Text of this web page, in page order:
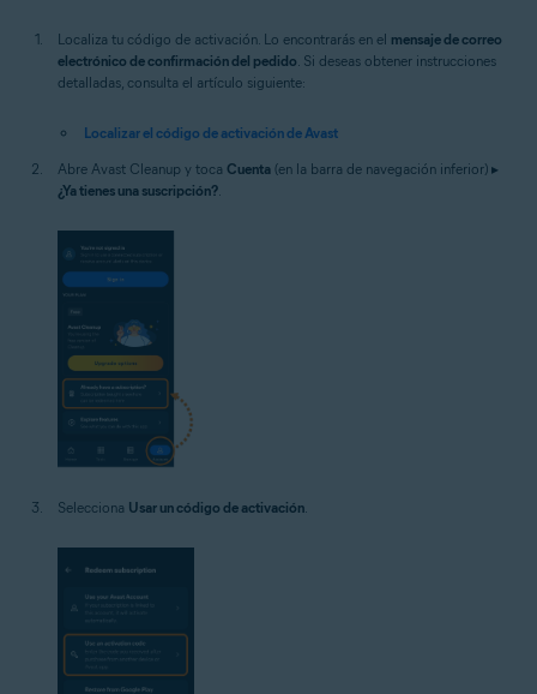
Localiza tu código de activación. Lo encontrarás en el mensaje de correo
electrónico de confirmación del pedido. Si deseas obtener instrucciones
detalladas, consulta el artículo siguiente:
Localizar el código de activación de Avast
Abre Avast Cleanup y toca Cuenta (en la barra de navegación inferior) ▸
¿Ya tienes una suscripción?.
Selecciona Usar un código de activación.